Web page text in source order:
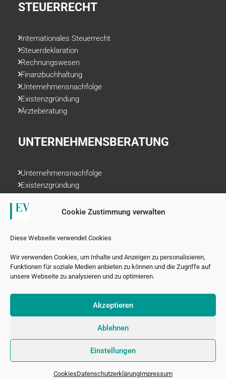
Cookie Zustimmung verwalten
Diese Webseite verwendet Cookies
Wir verwenden Cookies, um Inhalte und Anzeigen zu personalisieren,
Funktionen für soziale Medien anbieten zu können und die Zugriffe auf
unsere Webseite zu analysieren und zu optimieren.
Akzeptieren
Ablehnen
Einstellungen
CookiesDatenschutzerklärungImpressum
STEUERRECHT
Internationales Steuerrecht
Steuerdeklaration
Rechnungswesen
Finanzbuchhaltung
Unternehmensnachfolge
Existenzgründung
Ärzteberatung
UNTERNEHMENSBERATUNG
Unternehmensnachfolge
Existenzgründung
Liquiditätsplanung
Datenschutzrecht
© 2026 Eventus – Steuerrecht Mannheim | with ♥ by